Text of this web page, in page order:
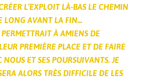
L’EXPLOIT LÀ-BAS LE CHEMIN
LONG AVANT LA FIN…
À AMIENS DE
PREMIÈRE PLACE ET DE FAIRE
NOUS ET SES POURSUIVANTS. JE
ALORS TRÈS DIFFICILE DE LES